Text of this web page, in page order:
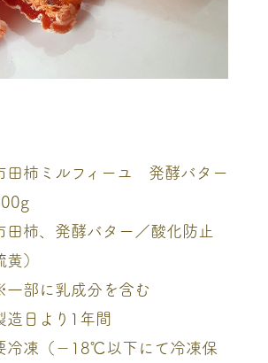
ミルフィーユ 発酵バター
柿、発酵バター／酸化防止
）
乳成分を含む
日より1年間
凍（－18℃以下にて冷凍保